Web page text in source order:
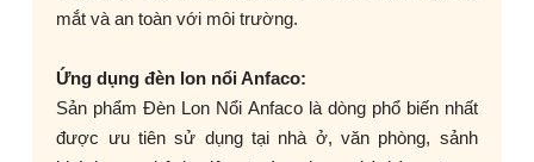
mắt và an toàn với môi trường.
Ứng dụng đèn lon nổi Anfaco:
Sản phẩm Đèn Lon Nổi Anfaco là dòng phổ biến nhất
được ưu tiên sử dụng tại nhà ở, văn phòng, sảnh